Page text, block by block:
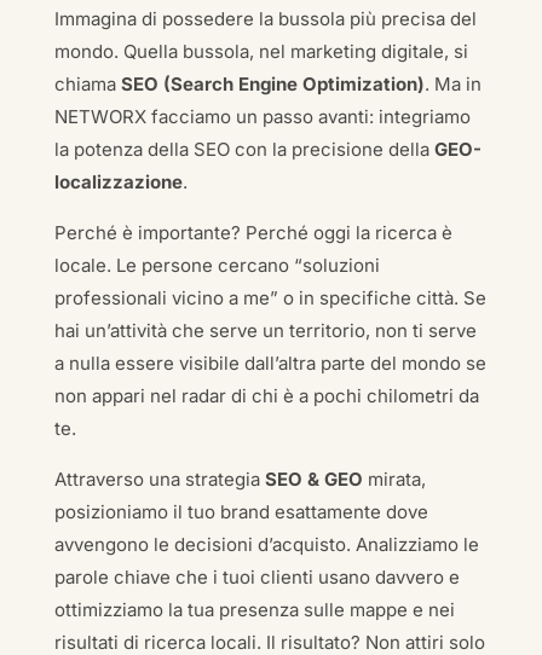
Immagina di possedere la bussola più precisa del
mondo. Quella bussola, nel marketing digitale, si
chiama SEO (Search Engine Optimization). Ma in
NETWORX facciamo un passo avanti: integriamo
la potenza della SEO con la precisione della GEO-
localizzazione.
Perché è importante? Perché oggi la ricerca è
locale. Le persone cercano “soluzioni
professionali vicino a me” o in specifiche città. Se
hai un’attività che serve un territorio, non ti serve
a nulla essere visibile dall’altra parte del mondo se
non appari nel radar di chi è a pochi chilometri da
te.
Attraverso una strategia SEO & GEO mirata,
posizioniamo il tuo brand esattamente dove
avvengono le decisioni d’acquisto. Analizziamo le
parole chiave che i tuoi clienti usano davvero e
ottimizziamo la tua presenza sulle mappe e nei
risultati di ricerca locali. Il risultato? Non attiri solo